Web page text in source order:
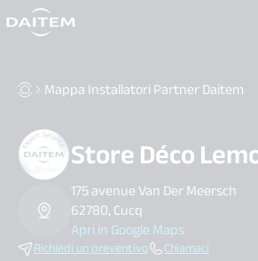
search.label
Mappa Installatori Partner Daitem
Store Déco
175 avenue Van Der Meersch
62780, Cucq
Apri in Google Maps
Richiedi un preventivo Chiamaci